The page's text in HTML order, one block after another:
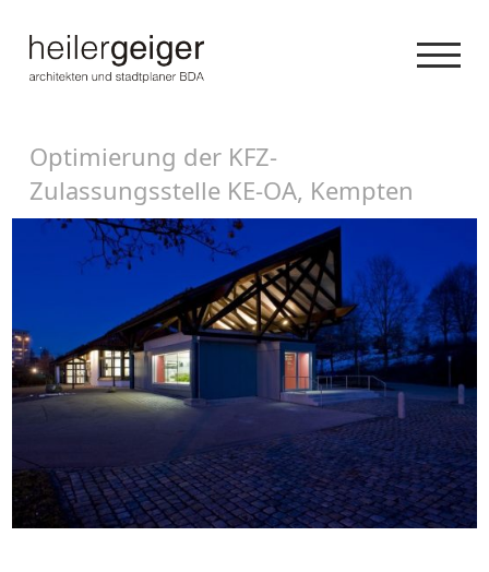
Optimierung der KFZ-
Zulassungsstelle KE-OA, Kempten